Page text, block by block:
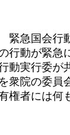
急国会行
動が緊
実行委が
院の委員
者には